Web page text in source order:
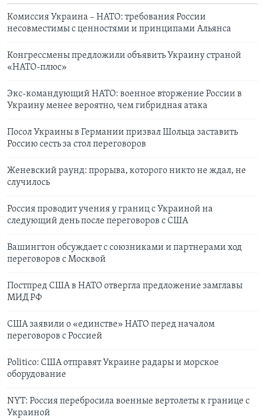
Комиссия Украина – НАТО: требования России
несовместимы с ценностями и принципами Альянса
Конгрессмены предложили объявить Украину страной
«НАТО-плюс»
Экс-командующий НАТО: военное вторжение России в
Украину менее вероятно, чем гибридная атака
Посол Украины в Германии призвал Шольца заставить
Россию сесть за стол переговоров
Женевский раунд: прорыва, которого никто не ждал, не
случилось
Россия проводит учения у границ с Украиной на
следующий день после переговоров с США
Вашингтон обсуждает с союзниками и партнерами ход
переговоров с Москвой
Постпред США в НАТО отвергла предложение замглавы
МИД РФ
США заявили о «единстве» НАТО перед началом
переговоров с Россией
Politico: США отправят Украине радары и морское
оборудование
NYT: Россия перебросила военные вертолеты к границе с
Украиной